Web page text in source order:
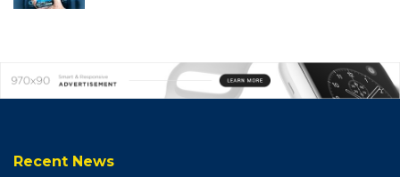
Recent News